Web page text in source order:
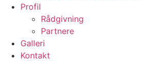
Profil
Rådgivning
Partnere
Galleri
Kontakt